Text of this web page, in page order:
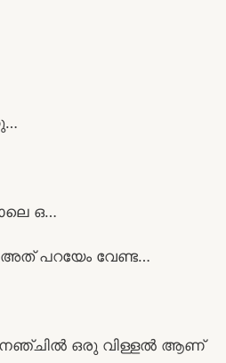
ഒ…
അത് പറയേം വേണ്ട…
ഒരു വിള്ളൽ ആണ്